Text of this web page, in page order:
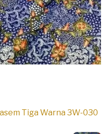
Tiga Warna 3W-030